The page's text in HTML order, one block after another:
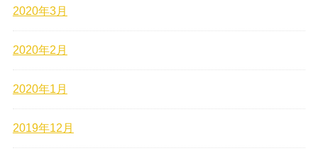
2020年3月
2020年2月
2020年1月
2019年12月